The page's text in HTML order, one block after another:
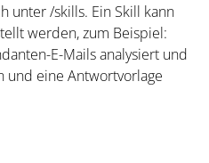
unter /skills. Ein Skill kann
werden, zum Beispiel:
E-Mails analysiert und
und eine Antwortvorlage